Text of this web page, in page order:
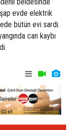
beldesinde
evde elektrik
bütün evi sardı.
can kaybı